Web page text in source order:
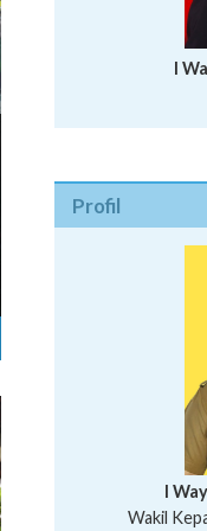
I
Profil
I
Wakil
I Wayan
Ni